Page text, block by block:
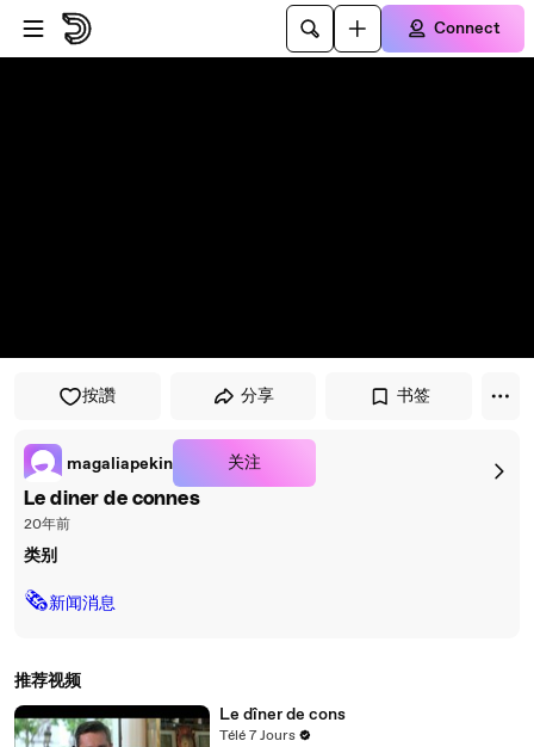
Skip to player
Skip to main content
Connect
按讚 分享 书签
magaliapekin 关注
Le diner de connes
20年前
类别
🗞新闻消息
推荐视频
Le dîner de cons
Télé 7 Jours